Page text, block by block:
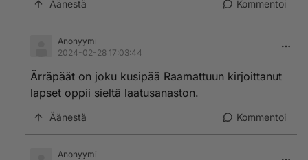
Äänestä Kommentoi
Anonyymi
2024-02-28 17:03:44
Ärräpäät on joku kusipää Raamattuun kirjoittanut
lapset oppii sieltä laatusanaston.
Äänestä Kommentoi
Anonyymi